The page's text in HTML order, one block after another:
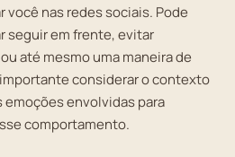
você nas redes sociais. Pode
seguir em frente, evitar
até mesmo uma maneira de
considerar o contexto
envolvidas para
comportamento.